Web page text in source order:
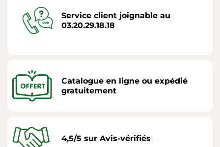
Service client joignable au
03.20.29.18.18
Catalogue en ligne ou expédié
gratuitement
4,5/5 sur Avis-vérifiés